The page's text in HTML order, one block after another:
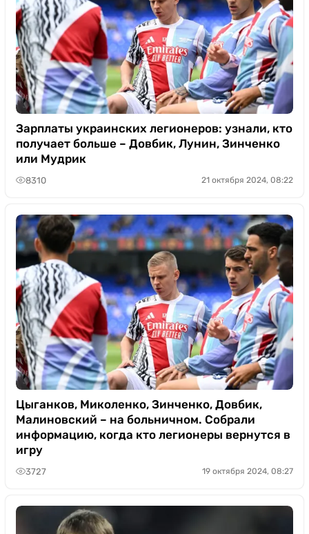
Зарплаты украинских легионеров: узнали, кто
получает больше – Довбик, Лунин, Зинченко
или Мудрик
8310 21 октября 2024, 08:22
Цыганков, Миколенко, Зинченко, Довбик,
Малиновский – на больничном. Собрали
информацию, когда кто легионеры вернутся в
игру
3727 19 октября 2024, 08:27